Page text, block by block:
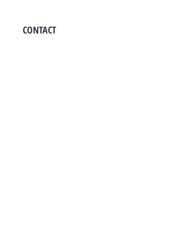
CONTACT